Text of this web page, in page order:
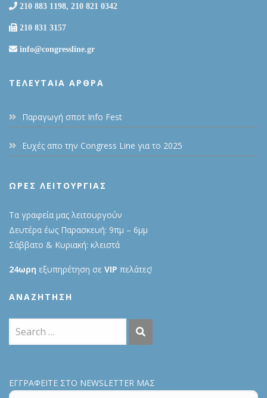
210 883 1198, 210 821 0342
210 831 3157
info@congressline.gr
ΤΕΛΕΥΤΑΊΑ ΆΡΘΡΑ
Παραγωγή σποτ Info Fest
Ευχές απο την Congress Line για το 2025
ΩΡΕΣ ΛΕΙΤΟΥΡΓΙΑΣ
Τα γραφεία μας λειτουργούν
Δευτέρα έως Παρασκευή: 9πμ – 6μμ
Σάββατο & Κυριακή: κλειστά
24ωρη εξυπηρέτηση σε VIP πελάτες!
ΑΝΑΖΉΤΗΣΗ
ΕΓΓΡΑΦΕΙΤΕ ΣΤΟ NEWSLETTER ΜΑΣ